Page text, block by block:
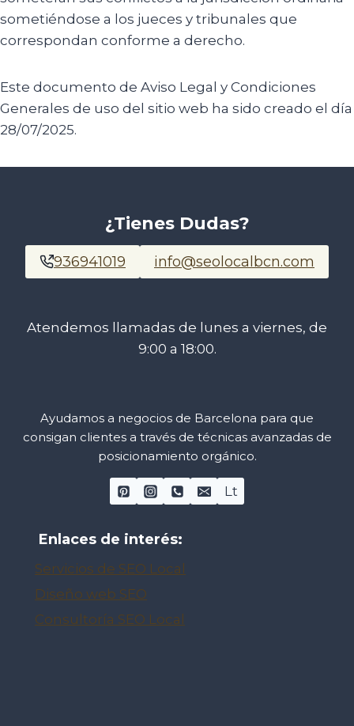
sometiéndose a los jueces y tribunales que
correspondan conforme a derecho.
Este documento de Aviso Legal y Condiciones
Generales de uso del sitio web ha sido creado el día
28/07/2025.
¿Tienes Dudas?
936941019 info@seolocalbcn.com
Atendemos llamadas de lunes a viernes, de
9:00 a 18:00.
Ayudamos a negocios de Barcelona para que
consigan clientes a través de técnicas avanzadas de
posicionamiento orgánico.
Lt
Enlaces de interés:
Servicios de SEO Local
Diseño web SEO
Consultoría SEO Local